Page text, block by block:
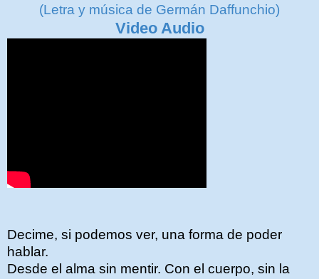
(Letra y música de Germán Daffunchio)
Video Audio
Decime, si podemos ver, una forma de poder
hablar.
Desde el alma sin mentir. Con el cuerpo, sin la